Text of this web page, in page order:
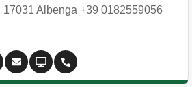
17031 Albenga +39 0182559056